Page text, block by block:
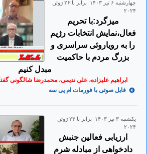
چهارشنبه ۶ تير ۱۴۰۳ برابر با ۲۶ ژوئن
۲۰۲۴
میزگرد:با تحریم
فعال،نمایش انتخابات رژیم
را به رویاروئی سراسری و
بزرگ مردم با حاکمیت
مبدل کنیم
ابراهیم علیزاده، علی ندیمی، محمدرضا شالگونی
فایل صوتی با فورمات ام پی سه
يكشنبه ۳ تير ۱۴۰۳ برابر با ۲۳ ژوئن
۲۰۲۴
ارزیابی فعالین جنبش
دادخواهی از مبادله شرم